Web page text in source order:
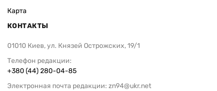
Карта
КОНТАКТЫ
01010 Киев, ул. Князей Острожских, 19/1
Телефон редакции:
+380 (44) 280-04-85
Электронная почта редакции: zn94@ukr.net